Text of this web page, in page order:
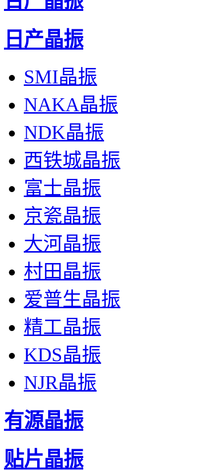
爱普生晶振,压控温补晶振,TG-5006CE晶振
日产晶振
SMI晶振
NAKA晶振
NDK晶振
西铁城晶振
富士晶振
京瓷晶振
大河晶振
村田晶振
爱普生晶振
精工晶振
KDS晶振
NJR晶振
有源晶振
贴片晶振